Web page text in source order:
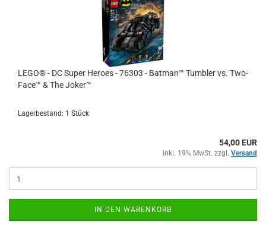
LEGO® - DC Super Heroes - 76303 - Batman™ Tumbler vs. Two-
Face™ & The Joker™
Lagerbestand: 1 Stück
54,00 EUR
inkl. 19% MwSt. zzgl. Versand
IN DEN WARENKORB